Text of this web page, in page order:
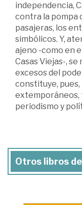
independencia,
contra la pompa
pasajeras, los
simbólicos. Y,
ajeno -como en
Casas Viejas-,
excesos del
constituye, pues,
extemporáneos,
periodismo y
Otros libros